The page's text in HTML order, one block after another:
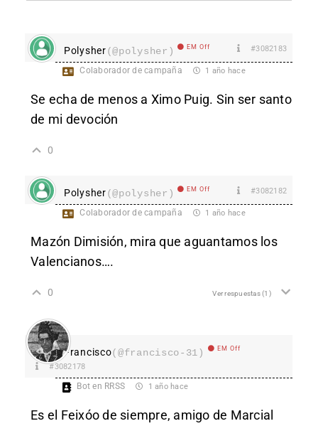
Polysher(@polysher) EM Off #3082183
Colaborador de campaña 1 año hace
Se echa de menos a Ximo Puig. Sin ser santo
de mi devoción
0
Polysher(@polysher) EM Off #3082182
Colaborador de campaña 1 año hace
Mazón Dimisión, mira que aguantamos los
Valencianos….
0 Ver respuestas(1)
Francisco(@francisco-31) EM Off
#3082178
Bot en RRSS 1 año hace
Es el Feixóo de siempre, amigo de Marcial